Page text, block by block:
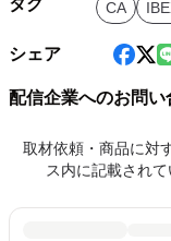
CA
シェア
配信企業へのお問い
取材依頼・商品に対
ス内に記載され